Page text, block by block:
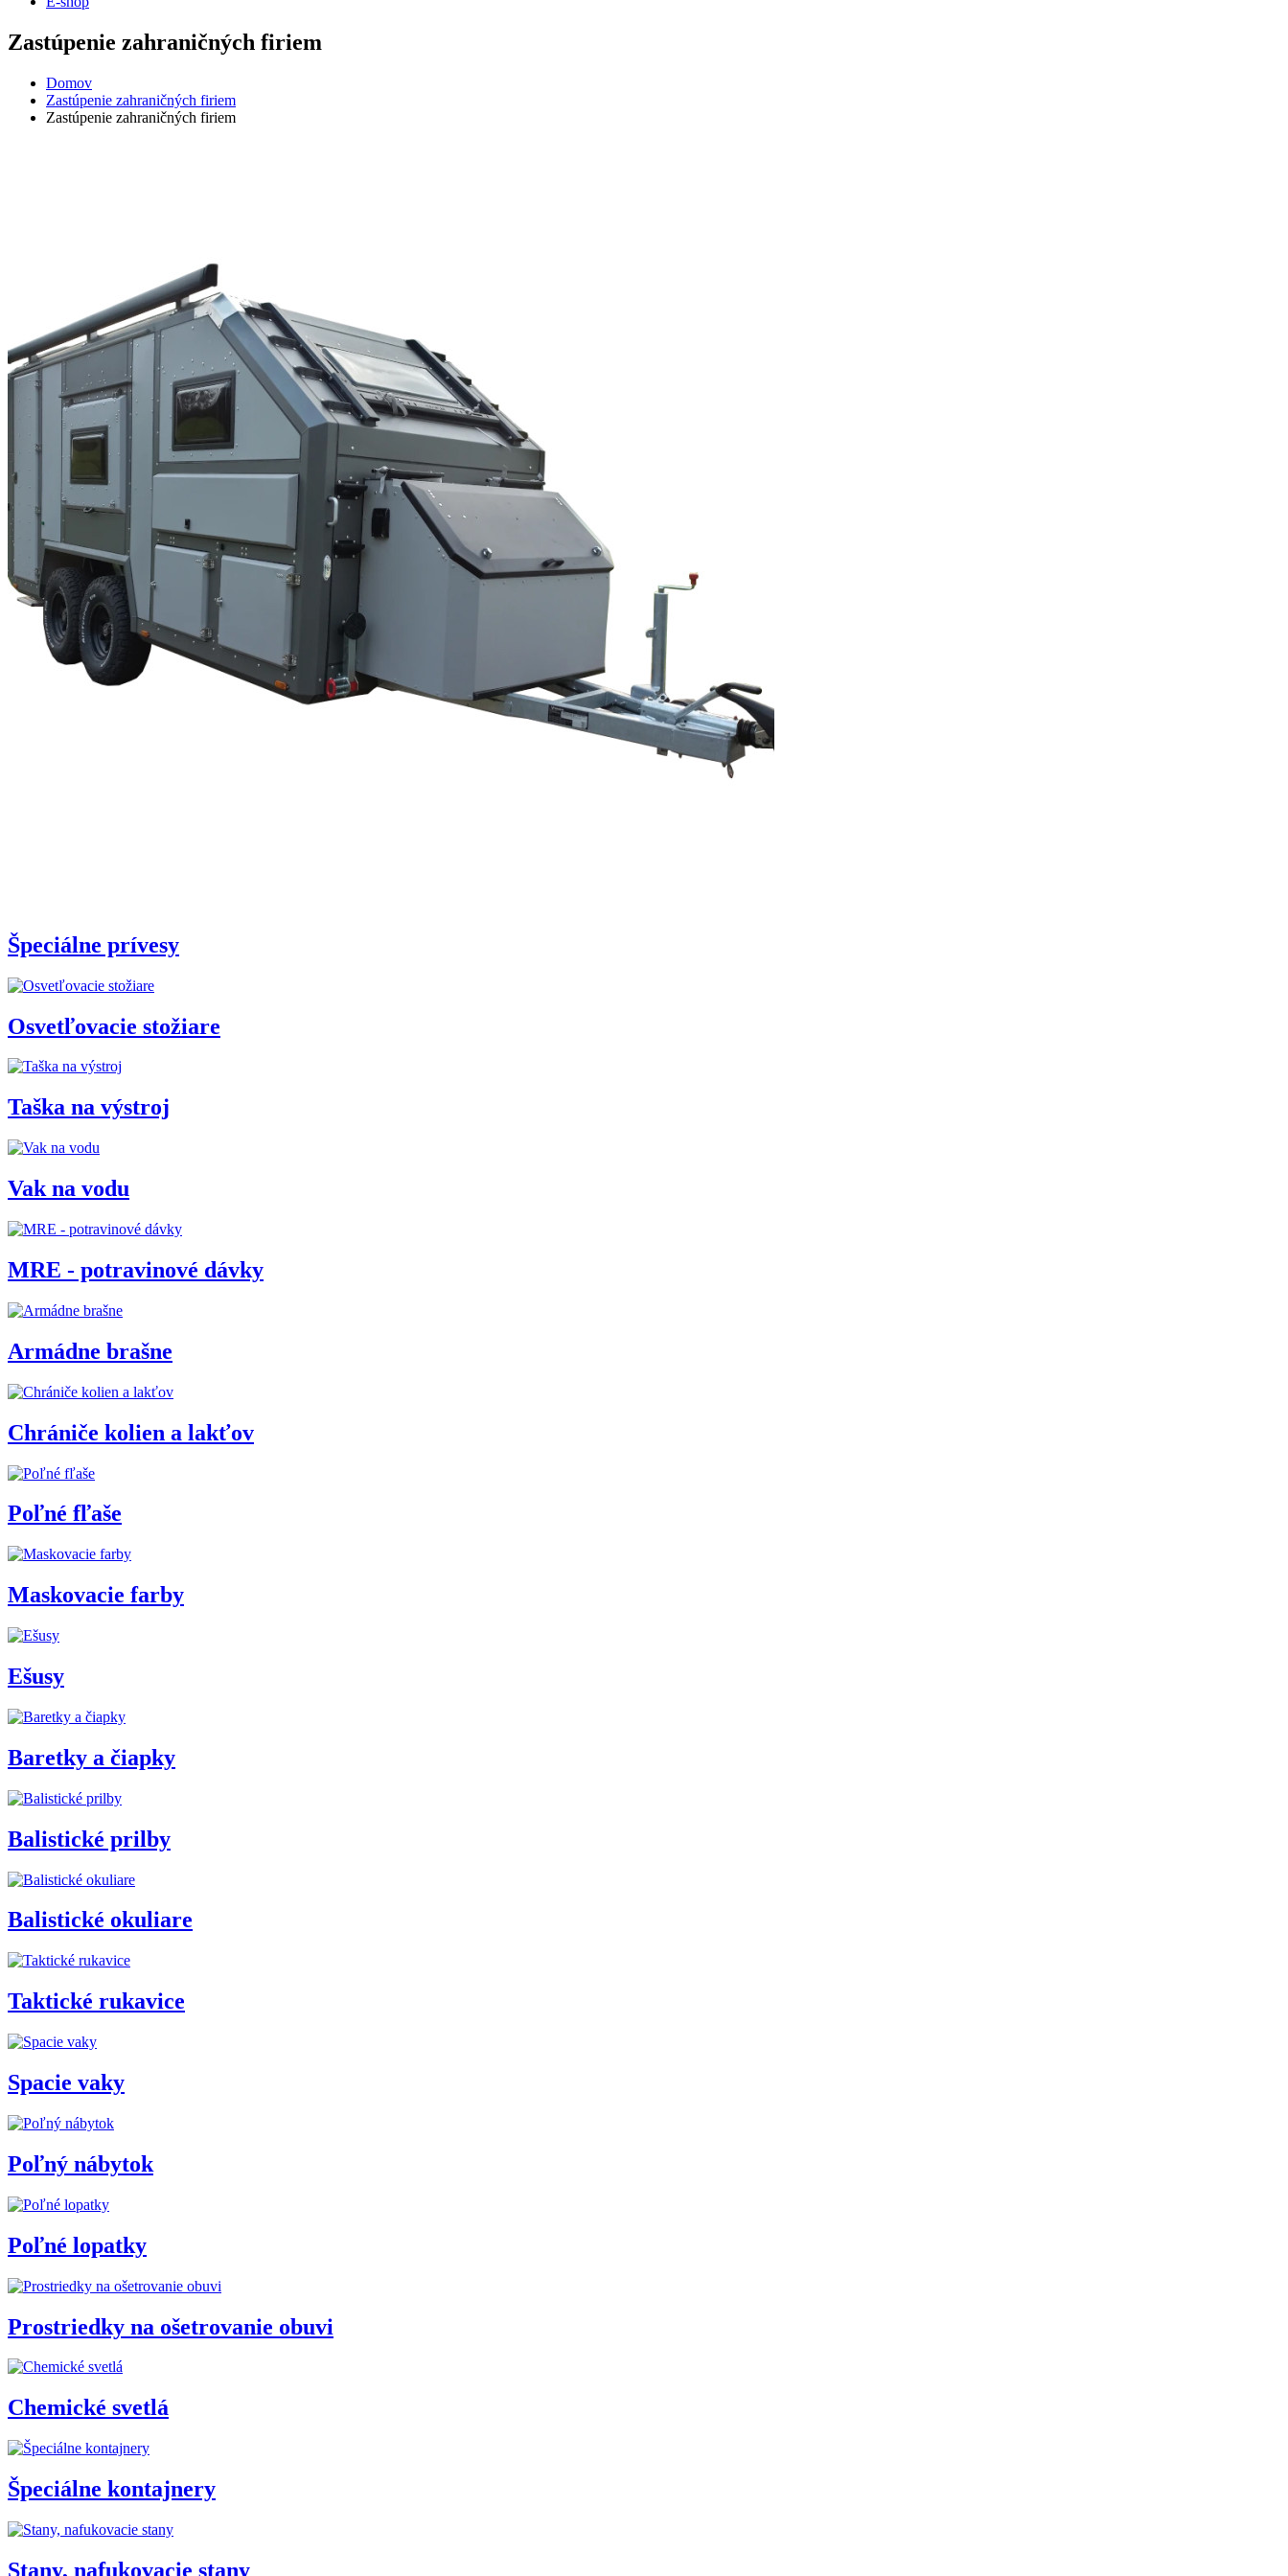
Zastúpenie zahraničných firiem
Domov
Zastúpenie zahraničných firiem
Zastúpenie zahraničných firiem
Špeciálne prívesy
Osvetľovacie stožiare
Taška na výstroj
Vak na vodu
MRE - potravinové dávky
Armádne brašne
Chrániče kolien a lakťov
Poľné fľaše
Maskovacie farby
Ešusy
Baretky a čiapky
Balistické prilby
Balistické okuliare
Taktické rukavice
Spacie vaky
Poľný nábytok
Poľné lopatky
Prostriedky na ošetrovanie obuvi
Chemické svetlá
Špeciálne kontajnery
Stany, nafukovacie stany